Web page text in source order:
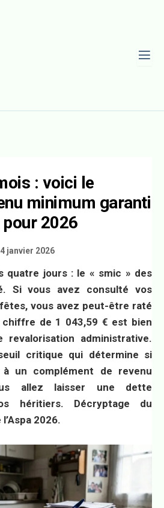
: voici le
minimum garanti
2026
4 janvier 2026
quatre jours : le « smic » des
Si vous avez consulté vos
vous avez peut-être raté
chiffre de 1 043,59 € est bien
revalorisation administrative.
critique qui détermine si
un complément de revenu
allez laisser une dette
héritiers. Décryptage du
2026.